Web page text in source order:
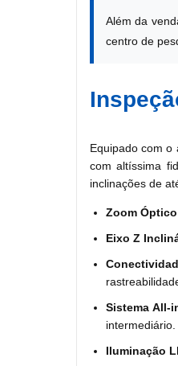
Além da
centro de
Equipado com o
com altíssima
inclinações de
Zoom
Eixo Z
Sistema All-
intermediário.
Iluminação